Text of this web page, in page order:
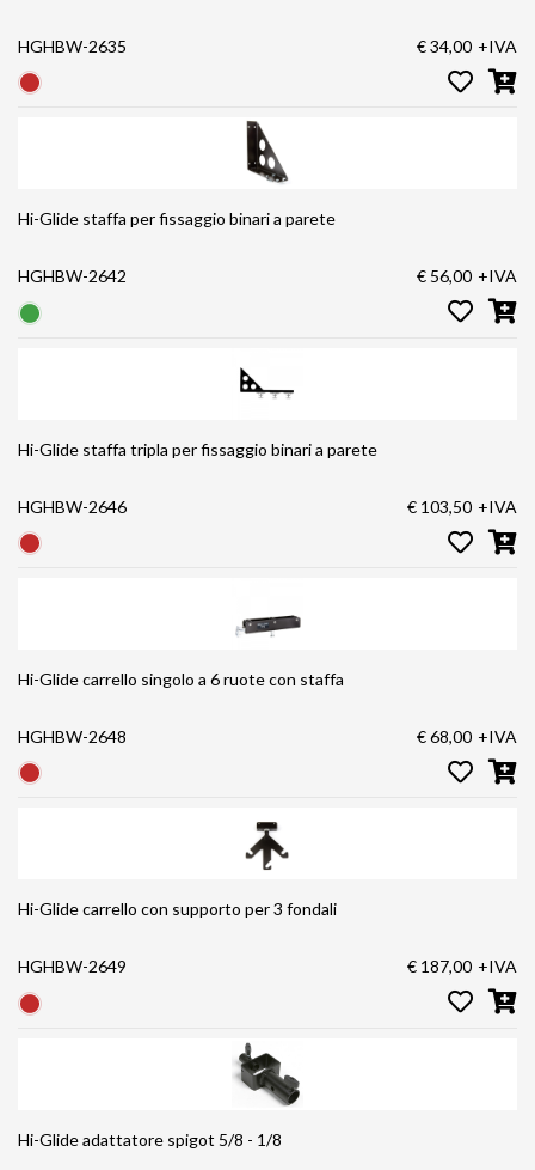
HGHBW-2635 € 34,00 +IVA
Hi-Glide staffa per fissaggio binari a parete
HGHBW-2642 € 56,00 +IVA
Hi-Glide staffa tripla per fissaggio binari a parete
HGHBW-2646 € 103,50 +IVA
Hi-Glide carrello singolo a 6 ruote con staffa
HGHBW-2648 € 68,00 +IVA
Hi-Glide carrello con supporto per 3 fondali
HGHBW-2649 € 187,00 +IVA
Hi-Glide adattatore spigot 5/8 - 1/8